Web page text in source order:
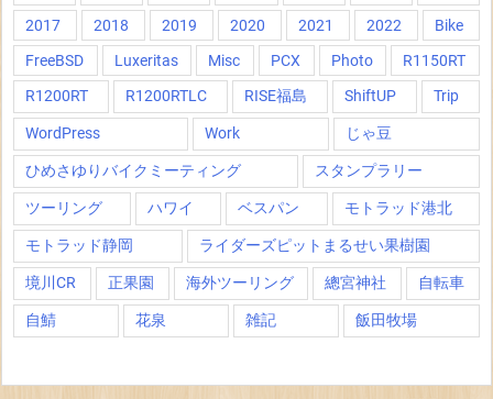
2017
2018 2019 2020 2021 2022
Bike
FreeBSD
Luxeritas Misc PCX Photo
R1150RT
R1200RT
R1200RTLC RISE福島 ShiftUP Trip
WordPress Work じゃ豆
ひめさゆりバイクミーティング スタンプラリー
ツーリング ハワイ ベスパン モトラッド港北
モトラッド静岡 ライダーズピットまるせい果樹園
境川CR 正果園 海外ツーリング 總宮神社 自転車
自鯖 花泉 雑記 飯田牧場